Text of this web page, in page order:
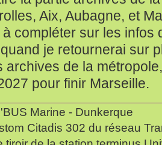
Aix, Aubagne, et
à compléter sur les
je retournerai sur
archives de la
pour finir Marseille.
Marine - Dunkerque
Citadis 302 du réseau